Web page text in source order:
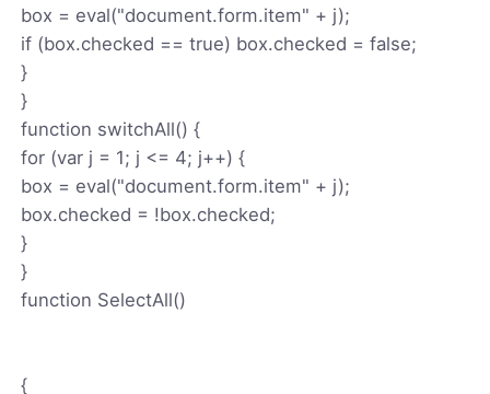
box = eval("document.form.item" + j);
if (box.checked == true) box.checked = false;
}
}
function switchAll() {
for (var j = 1; j <= 4; j++) {
box = eval("document.form.item" + j);
box.checked = !box.checked;
}
}
function SelectAll()
{